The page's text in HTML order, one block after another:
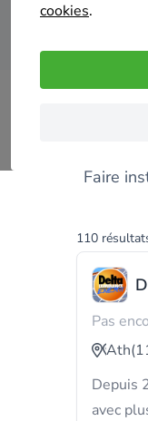
cookies.
Faire
110
Pas
Ath
Depuis
avec